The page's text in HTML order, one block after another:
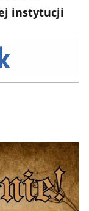
Gminy
instytucji